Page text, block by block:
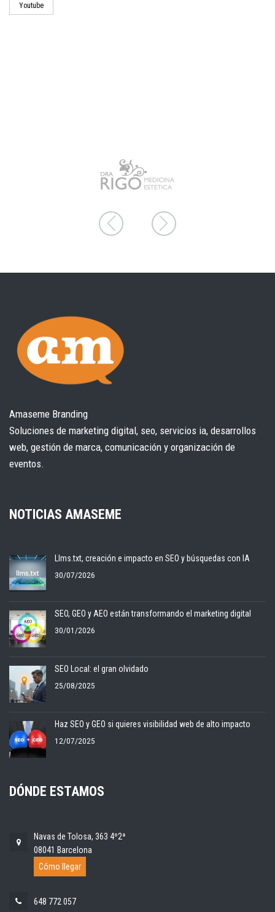
Youtube
Amaseme Branding
Soluciones de marketing digital, seo, servicios ia, desarrollos
web, gestión de marca, comunicación y organización de
eventos.
NOTICIAS AMASEME
Llms.txt, creación e impacto en SEO y búsquedas con IA
30/07/2026
SEO, GEO y AEO están transformando el marketing digital
30/01/2026
SEO Local: el gran olvidado
25/08/2025
Haz SEO y GEO si quieres visibilidad web de alto impacto
12/07/2025
DÓNDE ESTAMOS
Navas de Tolosa, 363 4º2ª
08041 Barcelona
Cómo llegar
648 772 057